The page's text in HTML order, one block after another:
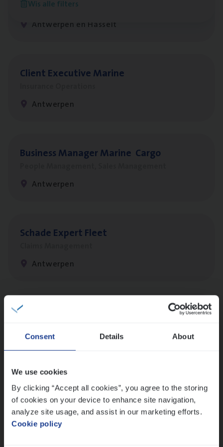
Consent Details About
We use cookies
By clicking “Accept all cookies”, you agree to the storing
of cookies on your device to enhance site navigation,
analyze site usage, and assist in our marketing efforts.
Cookie policy
Wis alle filters
Insurance Operations
Antwerpen en Hasselt
Client Exe­cu­ti­ve Marine
Antwerpen
Busi­ness Mana­ger Mari­ne Cargo
Antwerpen
Scha­de Expert Fleet
Antwerpen
Cus­to­mer Care Expert
Customer Services
Claims­hand­ler Fleet&Bike
Claims Management